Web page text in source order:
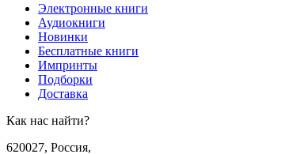
Электронные книги
Аудиокниги
Новинки
Бесплатные книги
Импринты
Подборки
Доставка
Как нас найти?
620027, Россия,